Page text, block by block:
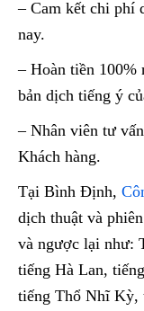
– Cam kết chi phí
nay.
– Hoàn tiền 100%
bản dịch tiếng ý
– Nhân viên tư
Khách hàng.
Tại Bình Định,
dịch thuật và
và ngược lại như:
tiếng Hà Lan,
tiếng Thổ Nhĩ Kỳ,